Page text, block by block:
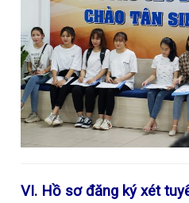
VI. Hồ sơ đăng ký xét